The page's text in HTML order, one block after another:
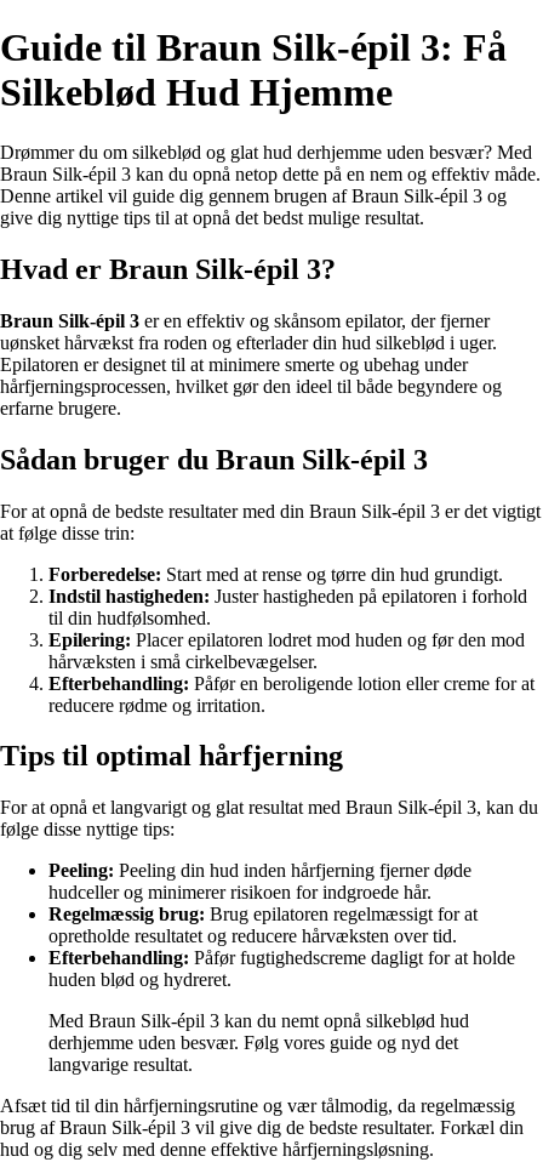
Guide til Braun Silk-épil 3: Få
Silkeblød Hud Hjemme
Drømmer du om silkeblød og glat hud derhjemme uden besvær? Med
Braun Silk-épil 3 kan du opnå netop dette på en nem og effektiv måde.
Denne artikel vil guide dig gennem brugen af Braun Silk-épil 3 og
give dig nyttige tips til at opnå det bedst mulige resultat.
Hvad er Braun Silk-épil 3?
Braun Silk-épil 3 er en effektiv og skånsom epilator, der fjerner
uønsket hårvækst fra roden og efterlader din hud silkeblød i uger.
Epilatoren er designet til at minimere smerte og ubehag under
hårfjerningsprocessen, hvilket gør den ideel til både begyndere og
erfarne brugere.
Sådan bruger du Braun Silk-épil 3
For at opnå de bedste resultater med din Braun Silk-épil 3 er det vigtigt
at følge disse trin:
Forberedelse: Start med at rense og tørre din hud grundigt.
Indstil hastigheden: Juster hastigheden på epilatoren i forhold
til din hudfølsomhed.
Epilering: Placer epilatoren lodret mod huden og før den mod
hårvæksten i små cirkelbevægelser.
Efterbehandling: Påfør en beroligende lotion eller creme for at
reducere rødme og irritation.
Tips til optimal hårfjerning
For at opnå et langvarigt og glat resultat med Braun Silk-épil 3, kan du
følge disse nyttige tips:
Peeling: Peeling din hud inden hårfjerning fjerner døde
hudceller og minimerer risikoen for indgroede hår.
Regelmæssig brug: Brug epilatoren regelmæssigt for at
opretholde resultatet og reducere hårvæksten over tid.
Efterbehandling: Påfør fugtighedscreme dagligt for at holde
huden blød og hydreret.
Med Braun Silk-épil 3 kan du nemt opnå silkeblød hud
derhjemme uden besvær. Følg vores guide og nyd det
langvarige resultat.
Afsæt tid til din hårfjerningsrutine og vær tålmodig, da regelmæssig
brug af Braun Silk-épil 3 vil give dig de bedste resultater. Forkæl din
hud og dig selv med denne effektive hårfjerningsløsning.